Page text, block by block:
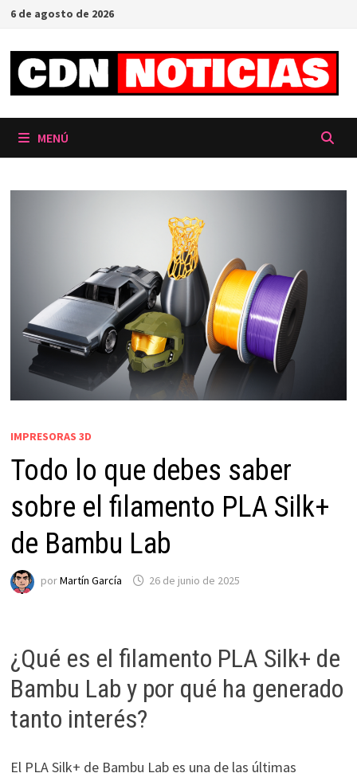
Saltar
contenido
6 de agosto de 2026
MENÚ
IMPRESORAS 3D
Todo lo que debes saber
sobre el filamento PLA Silk+
de Bambu Lab
porMartín García 26 de junio de 2025
¿Qué es el filamento PLA Silk+ de
Bambu Lab y por qué ha generado
tanto interés?
El PLA Silk+ de Bambu Lab es una de las últimas